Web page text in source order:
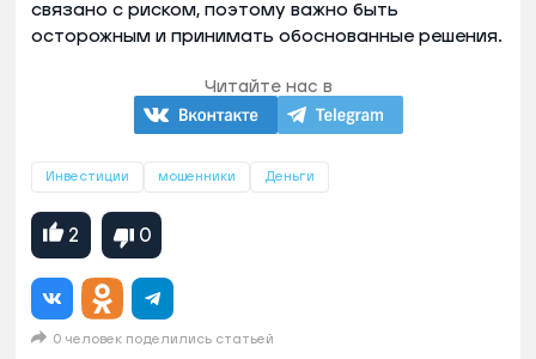
связано с риском, поэтому важно быть
осторожным и принимать обоснованные решения.
Читайте нас в
Инвестиции мошенники Деньги
2 0
0 человек поделились статьей